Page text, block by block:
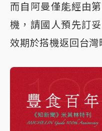
而自阿曼僅能經由
機，請國人預先訂
效期於搭機返回台灣